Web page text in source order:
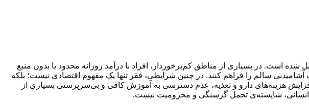
شده است. در بسیاری از مناطق کم‌برخوردار، افراد با درآمد روزانه محدود یا بدون منبع
سالم را فراهم کنند. در چنین شرایطی، فقر تنها یک مفهوم اقتصادی نیست؛ بلکه
هزینه‌های دارو و تغذیه، عدم دسترسی به آموزش کافی و بی‌سرپرستی بسیاری از
انسانی، شایسته‌ی تحمل گرسنگی و محرومیت نیست.